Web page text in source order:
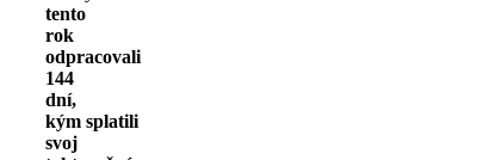
tento
rok
odpracovali
144
dní,
kým splatili
svoj